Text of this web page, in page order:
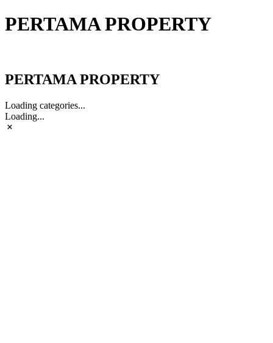
PERTAMA PROPERTY
PERTAMA PROPERTY
Loading categories...
Loading...